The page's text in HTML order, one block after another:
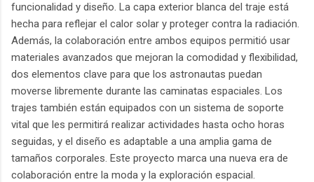
funcionalidad y diseño. La capa exterior blanca del traje está
hecha para reflejar el calor solar y proteger contra la radiación.
Además, la colaboración entre ambos equipos permitió usar
materiales avanzados que mejoran la comodidad y flexibilidad,
dos elementos clave para que los astronautas puedan
moverse libremente durante las caminatas espaciales. Los
trajes también están equipados con un sistema de soporte
vital que les permitirá realizar actividades hasta ocho horas
seguidas, y el diseño es adaptable a una amplia gama de
tamaños corporales. Este proyecto marca una nueva era de
colaboración entre la moda y la exploración espacial.